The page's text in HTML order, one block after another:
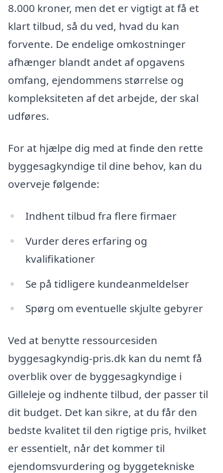
8.000 kroner, men det er vigtigt at få et
klart tilbud, så du ved, hvad du kan
forvente. De endelige omkostninger
afhænger blandt andet af opgavens
omfang, ejendommens størrelse og
kompleksiteten af det arbejde, der skal
udføres.
For at hjælpe dig med at finde den rette
byggesagkyndige til dine behov, kan du
overveje følgende:
Indhent tilbud fra flere firmaer
Vurder deres erfaring og
kvalifikationer
Se på tidligere kundeanmeldelser
Spørg om eventuelle skjulte gebyrer
Ved at benytte ressourcesiden
byggesagkyndig-pris.dk kan du nemt få
overblik over de byggesagkyndige i
Gilleleje og indhente tilbud, der passer til
dit budget. Det kan sikre, at du får den
bedste kvalitet til den rigtige pris, hvilket
er essentielt, når det kommer til
ejendomsvurdering og byggetekniske